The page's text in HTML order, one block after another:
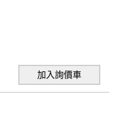
加入詢價車